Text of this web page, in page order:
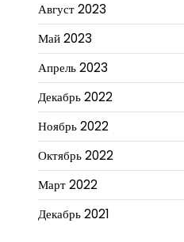
Август 2023
Май 2023
Апрель 2023
Декабрь 2022
Ноябрь 2022
Октябрь 2022
Март 2022
Декабрь 2021